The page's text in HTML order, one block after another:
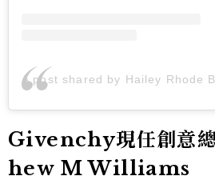
A post shared by Hailey Rhode
Givenchy現任創
hew M Williams